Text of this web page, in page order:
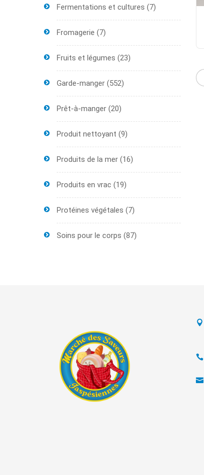
Fermentations et cultures (7)
Fromagerie (7)
Fruits et légumes (23)
Garde-manger (552)
Prêt-à-manger (20)
Produit nettoyant (9)
Produits de la mer (16)
Produits en vrac (19)
Protéines végétales (7)
Soins pour le corps (87)